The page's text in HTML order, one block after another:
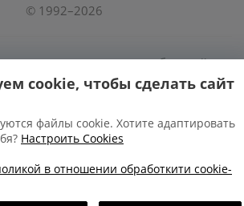
© 1992–2026
по защите прав потребителей
Минского горисполкома:
activity/zashchita-prav-
potrebiteley/
ОБЛАСТЬ тел. (80162) 26 97 69;
cookie, чтобы сделать сайт
файлы cookie. Хотите адаптировать
Настроить Cookies
в отношении обработкити cookie-